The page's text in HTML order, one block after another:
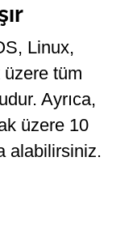
Linux,
tüm
Ayrıca,
üzere 10
alabilirsiniz.